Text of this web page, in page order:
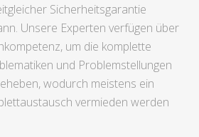
Sicherheitsgarantie
Unsere Experten verfügen über
um die komplette
und Problemstellungen
wodurch meistens ein
vermieden werden